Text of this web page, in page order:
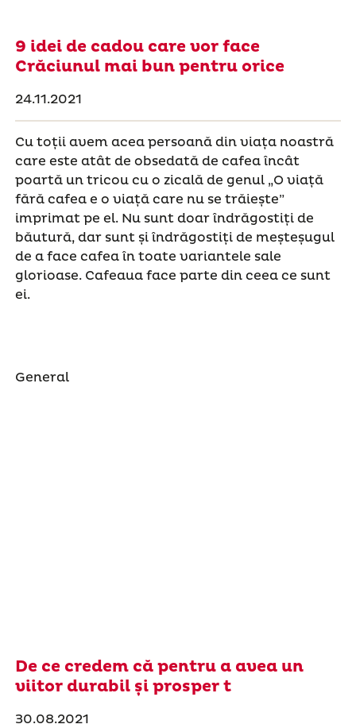
9 idei de cadou care vor face
Crăciunul mai bun pentru orice
24.11.2021
Cu toții avem acea persoană din viața noastră
care este atât de obsedată de cafea încât
poartă un tricou cu o zicală de genul „O viață
fără cafea e o viață care nu se trăiește”
imprimat pe el. Nu sunt doar îndrăgostiți de
băutură, dar sunt și îndrăgostiți de meșteșugul
de a face cafea în toate variantele sale
glorioase. Cafeaua face parte din ceea ce sunt
ei.
General
De ce credem că pentru a avea un
viitor durabil și prosper t
30.08.2021